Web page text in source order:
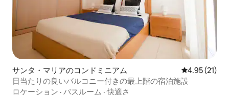
サンタ・マリアのコンドミニアム レビュー21
4.95 (21)
日当たりの良いバルコニー付きの最上階の宿泊施設
ロケーション · バスルーム ·快適さ